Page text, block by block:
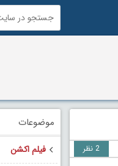
2 نظر
موضوعات
فیلم اکشن